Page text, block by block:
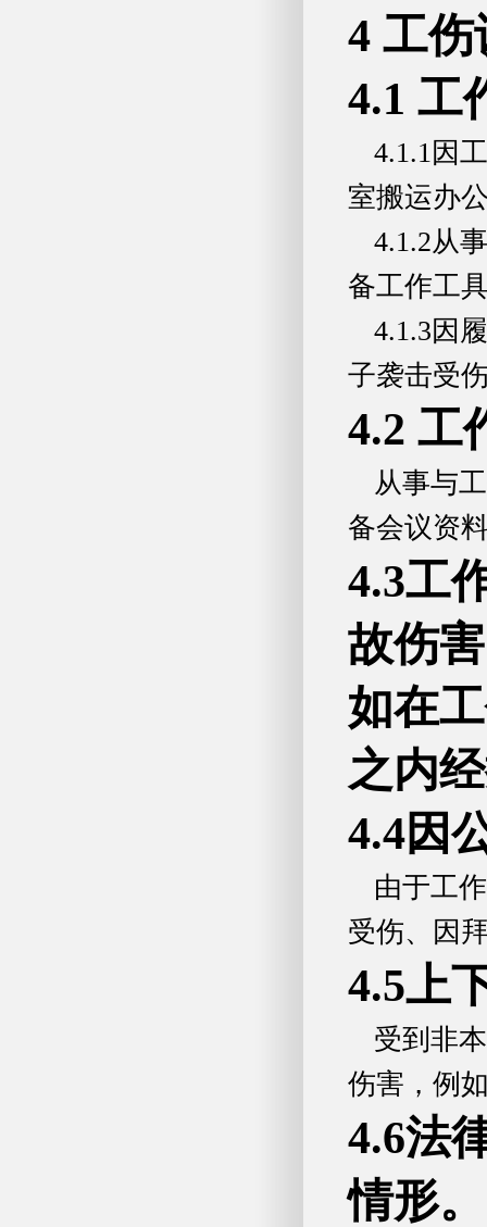
4 工
4.1 工
4.1.1因
室搬运办
4.1.2从
备工作工
4.1.3因
子袭击受
4.2 工
从事与
备会议资
4.3工
故伤
如在
之内
4.4因
由于工
受伤、因
4.5上
受到非
伤害，例
4.6法
情形。